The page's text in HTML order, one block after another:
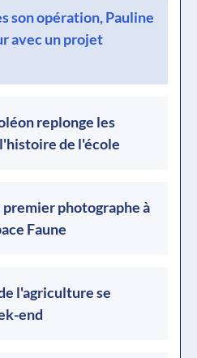
son opération, Pauline
avec un projet
replonge les
de l'école
premier photographe à
Faune
l'agriculture se
end